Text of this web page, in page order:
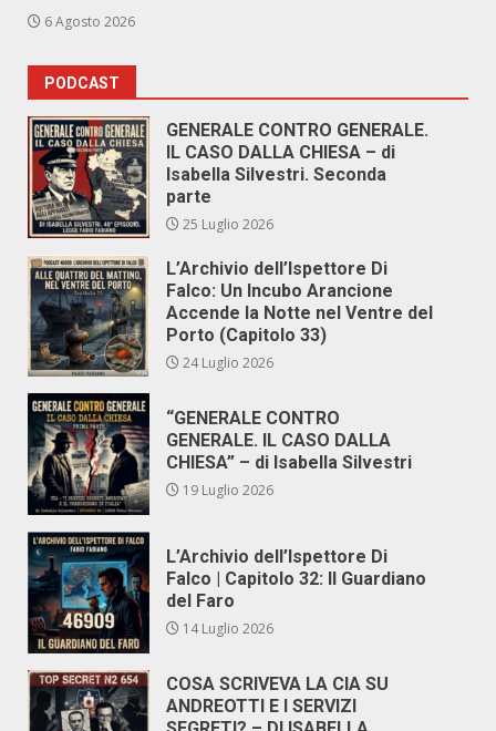
6 Agosto 2026
PODCAST
GENERALE CONTRO GENERALE.
IL CASO DALLA CHIESA – di
Isabella Silvestri. Seconda
parte
25 Luglio 2026
L’Archivio dell’Ispettore Di
Falco: Un Incubo Arancione
Accende la Notte nel Ventre del
Porto (Capitolo 33)
24 Luglio 2026
“GENERALE CONTRO
GENERALE. IL CASO DALLA
CHIESA” – di Isabella Silvestri
19 Luglio 2026
L’Archivio dell’Ispettore Di
Falco | Capitolo 32: Il Guardiano
del Faro
14 Luglio 2026
COSA SCRIVEVA LA CIA SU
ANDREOTTI E I SERVIZI